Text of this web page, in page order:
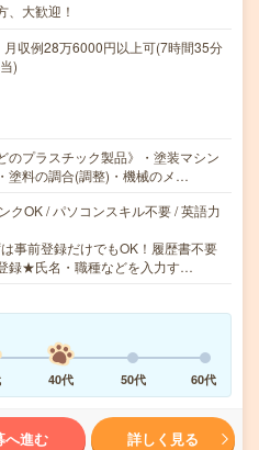
、大歓迎！
収例28万6000円以上可(7時間35分
)
のプラスチック製品》・塗装マシン
塗料の調合(調整)・機械のメ…
クOK / パソコンスキル不要 / 英語力
事前登録だけでもOK！履歴書不要
録★氏名・職種などを入力す…
40代 50代 60代
へ進む 詳しく見る